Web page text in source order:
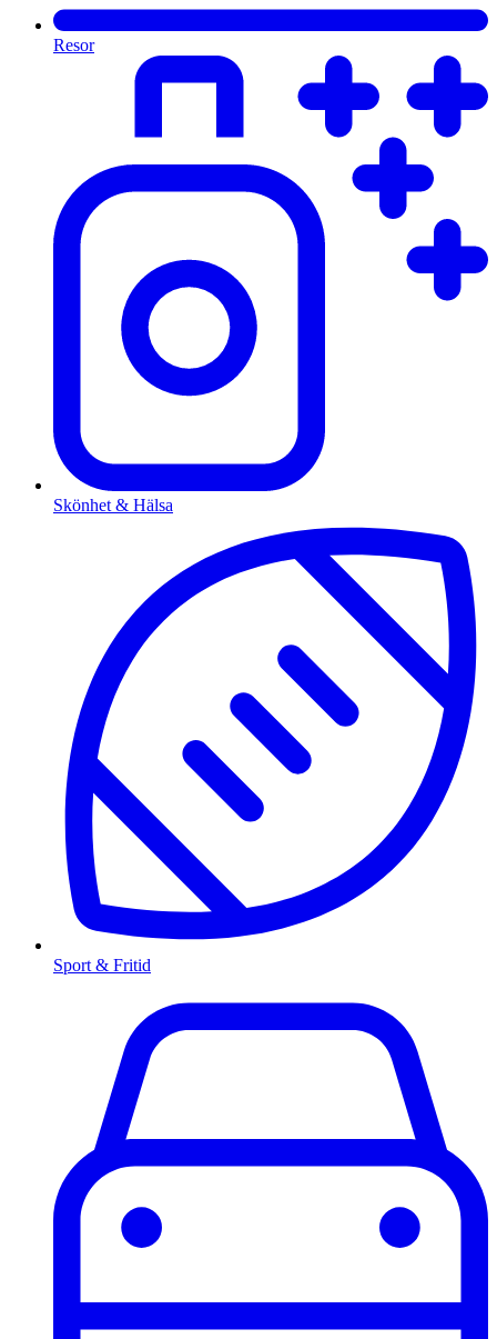
Resor
Skönhet & Hälsa
Sport & Fritid